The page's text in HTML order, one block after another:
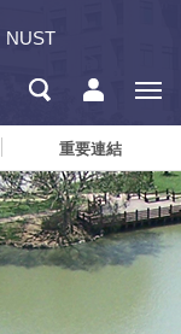
NUST
重要連結